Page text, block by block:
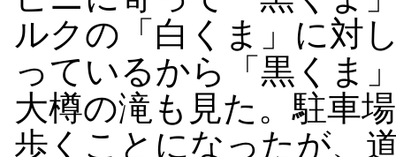
ルクの「白くま」に対
っているから「黒くま
大樽の滝も見た。駐車
歩くことになったが、